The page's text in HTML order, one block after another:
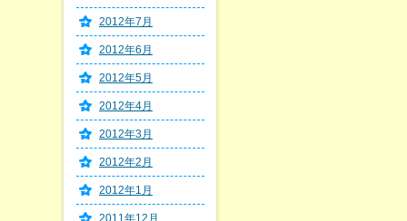
2012年7月
2012年6月
2012年5月
2012年4月
2012年3月
2012年2月
2012年1月
2011年12月